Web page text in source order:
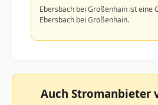
Ebersbach bei Großenhain ist eine
Ebersbach bei Großenhain.
Auch Stromanbieter